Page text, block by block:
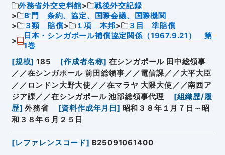
外務省外交史料館
戦後外交記録
B'門 条約、協定、国際会議、国際機関
３類 賠償
１項 本邦
３目 準賠償
日本・シンガポール補償協定関係（1967.9.21） 第
1巻
[規模] 185 [作成者名称] 在シンガポール 田中総領事
／／在シンガポール 前田総領事／／電信課／／大平大臣
／／ロンドン大野大使／／在マラヤ 大隈大使／／南西ア
ジア課／／在シンガポール 池部総領事代理
[組織歴/履
歴] 外務省 [資料作成年月日] 昭和３８年１月７日～昭
和３８年６月２５日
[レファレンスコード] B25091061400